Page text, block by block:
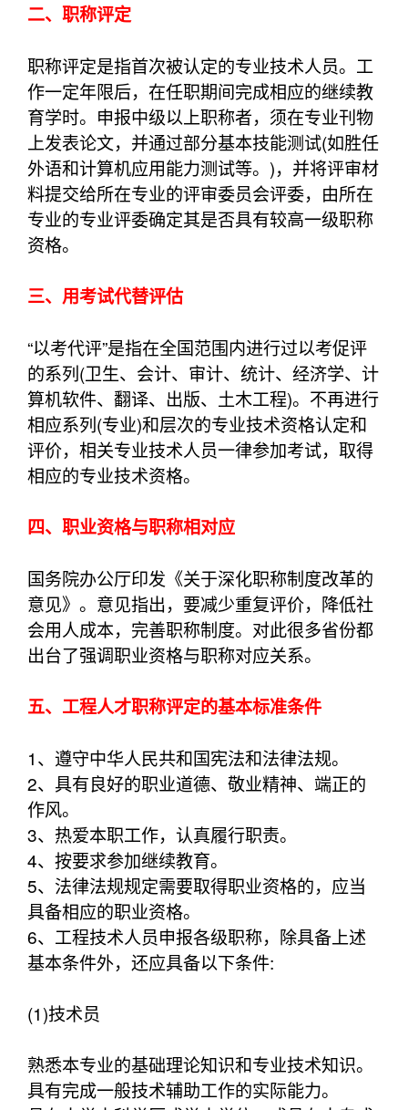
二、职称评定
职称评定是指首次被认定的专业技术人员。工
作一定年限后，在任职期间完成相应的继续教
育学时。申报中级以上职称者，须在专业刊物
上发表论文，并通过部分基本技能测试(如胜任
外语和计算机应用能力测试等。)，并将评审材
料提交给所在专业的评审委员会评委，由所在
专业的专业评委确定其是否具有较高一级职称
资格。
三、用考试代替评估
“以考代评”是指在全国范围内进行过以考促评
的系列(卫生、会计、审计、统计、经济学、计
算机软件、翻译、出版、土木工程)。不再进行
相应系列(专业)和层次的专业技术资格认定和
评价，相关专业技术人员一律参加考试，取得
相应的专业技术资格。
四、职业资格与职称相对应
国务院办公厅印发《关于深化职称制度改革的
意见》。意见指出，要减少重复评价，降低社
会用人成本，完善职称制度。对此很多省份都
出台了强调职业资格与职称对应关系。
五、工程人才职称评定的基本标准条件
1、遵守中华人民共和国宪法和法律法规。
2、具有良好的职业道德、敬业精神、端正的
作风。
3、热爱本职工作，认真履行职责。
4、按要求参加继续教育。
5、法律法规规定需要取得职业资格的，应当
具备相应的职业资格。
6、工程技术人员申报各级职称，除具备上述
基本条件外，还应具备以下条件:
(1)技术员
熟悉本专业的基础理论知识和专业技术知识。
具有完成一般技术辅助工作的实际能力。